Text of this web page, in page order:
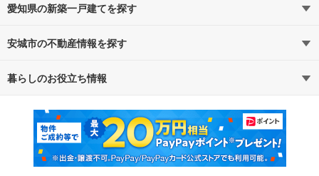
愛知県の新築一戸建てを探す
路線・駅から探す
通勤・通学時間から探す
安城市の不動産情報を探す
不動産・住宅
新築マンション 中古マンション
新築一戸建て 中古一戸建て
暮らしのお役立ち情報
マンションカタログ 教えて！住まいの先生